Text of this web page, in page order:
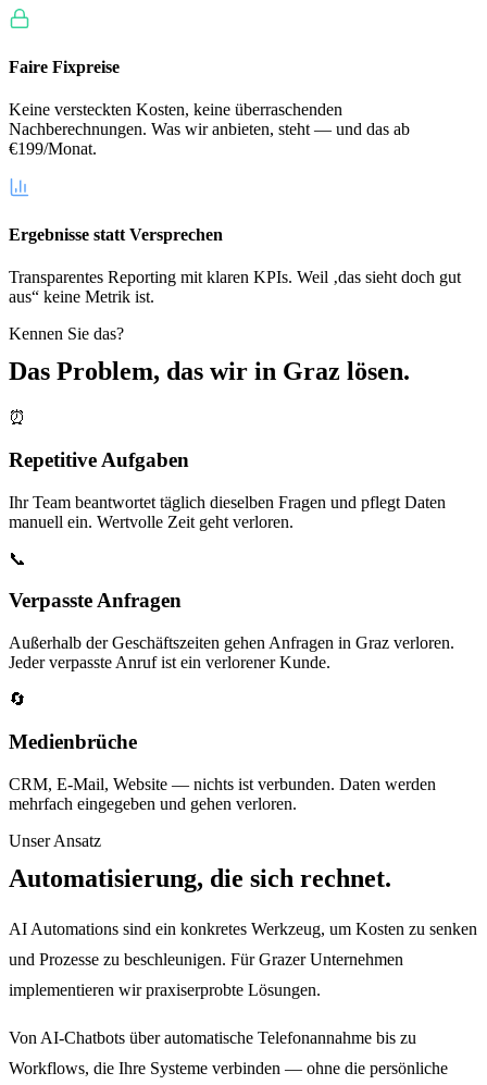
Faire Fixpreise
Keine versteckten Kosten, keine überraschenden
Nachberechnungen. Was wir anbieten, steht — und das ab
€199/Monat.
Ergebnisse statt Versprechen
Transparentes Reporting mit klaren KPIs. Weil ‚das sieht doch gut
aus“ keine Metrik ist.
Kennen Sie das?
Das Problem, das wir in Graz lösen.
⏰
Repetitive Aufgaben
Ihr Team beantwortet täglich dieselben Fragen und pflegt Daten
manuell ein. Wertvolle Zeit geht verloren.
📞
Verpasste Anfragen
Außerhalb der Geschäftszeiten gehen Anfragen in Graz verloren.
Jeder verpasste Anruf ist ein verlorener Kunde.
🔄
Medienbrüche
CRM, E-Mail, Website — nichts ist verbunden. Daten werden
mehrfach eingegeben und gehen verloren.
Unser Ansatz
Automatisierung, die sich rechnet.
AI Automations sind ein konkretes Werkzeug, um Kosten zu senken
und Prozesse zu beschleunigen. Für Grazer Unternehmen
implementieren wir praxiserprobte Lösungen.
Von AI-Chatbots über automatische Telefonannahme bis zu
Workflows, die Ihre Systeme verbinden — ohne die persönliche